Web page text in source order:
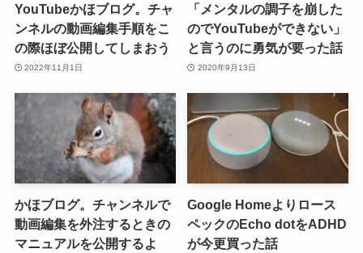
YouTubeかほブログ。チャ
ンネルの動画編集手順をこ
の際ほぼ公開してしまおう
2022年11月1日
「メンタルの調子を崩した
のでYouTubeができない」
と言うのに勇気が要った話
2020年9月13日
かほブログ。チャンネルで
動画編集を外注するときの
マニュアルを公開するよ
Google Homeよりロース
ペックのEcho dotをADHD
が今更買った話